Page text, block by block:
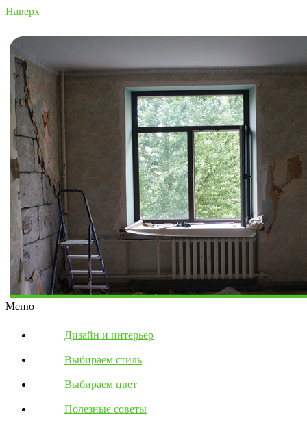
Наверх
Меню
Дизайн и интерьер
Выбираем стиль
Выбираем цвет
Полезные советы